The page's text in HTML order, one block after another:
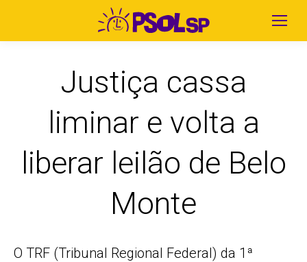
Justiça cassa
liminar e volta a
liberar leilão de Belo
Monte
O TRF (Tribunal Regional Federal) da 1ª